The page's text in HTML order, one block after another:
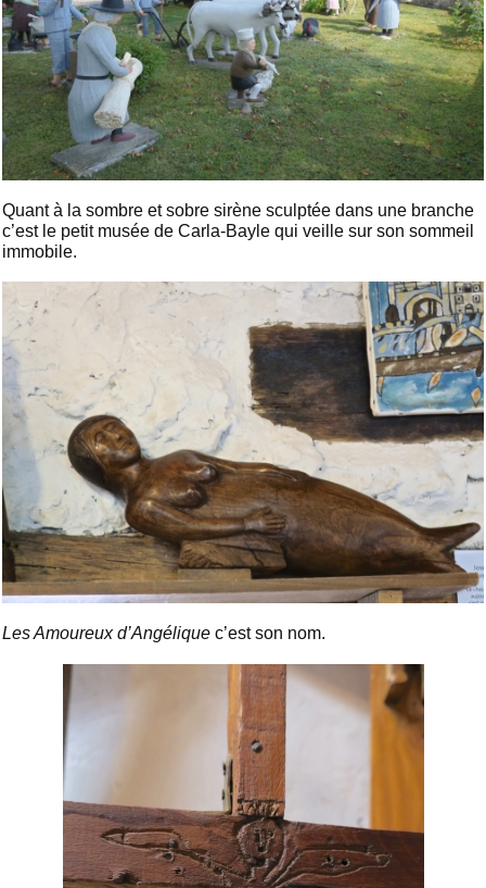
Quant à la sombre et sobre sirène sculptée dans une branche
c’est le petit musée de Carla-Bayle qui veille sur son sommeil
immobile.
Les Amoureux d’Angélique c’est son nom.